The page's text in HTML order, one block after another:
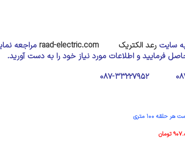
سایت رعد الکتریک raad-electric.com مراجعه
فرمایید و اطلاعات مورد نیاز خود را به دست آورید.
متری